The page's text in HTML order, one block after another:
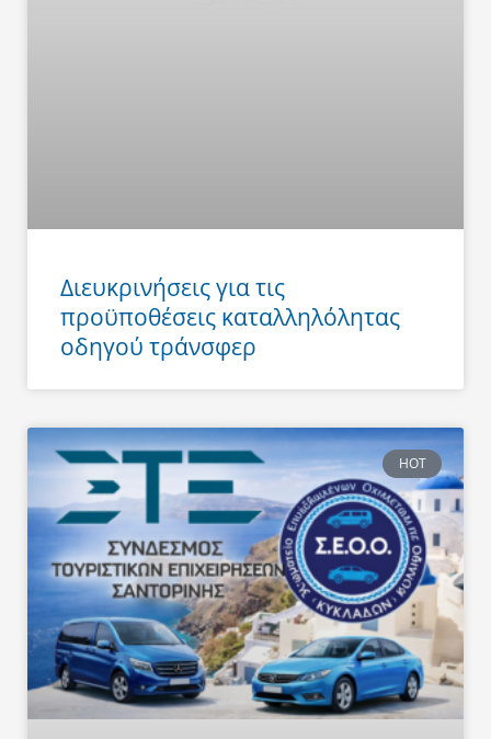
Διευκρινήσεις για τις
προϋποθέσεις καταλληλόλητας
οδηγού τράνσφερ
HOT